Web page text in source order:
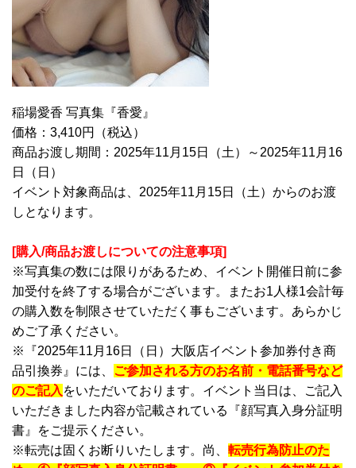
稲場愛香 写真集『香愛』
価格：3,410円（税込）
商品お渡し期間：2025年11月15日（土）～2025年11月16
日（日）
イベント対象商品は、2025年11月15日（土）からのお渡
しとなります。
[購入/商品お渡しについての注意事項]
※写真集の数には限りがあるため、イベント開催日前に参
加受付を終了する場合がございます。またお1人様1会計毎
の購入数を制限させていただく事もございます。あらかじ
めご了承ください。
※『2025年11月16日（日）大阪店イベント参加券付き商
品引換券』には、 ご参加される方のお名前・電話番号など
のご記入 をいただいております。イベント当日は、ご記入
いただきました内容が記載されている『顔写真入身分証明
書』をご提示ください。
※転売は固くお断りいたします。尚、 転売行為防止のた